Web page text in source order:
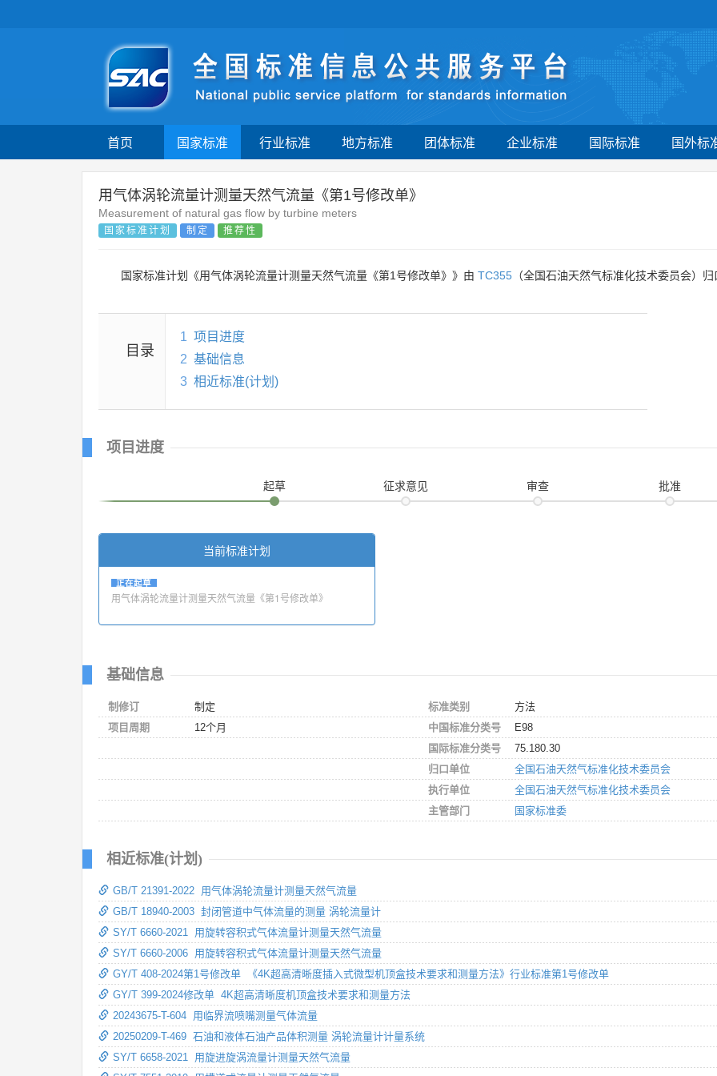
首页 国家标准 行业标准 地方标准 团体标准 企业标准 国际标准 国外标
用气体涡轮流量计测量天然气流量《第1号修改单》
Measurement of natural gas flow by turbine meters
国家标准计划 制定 推荐性
国家标准计划《用气体涡轮流量计测量天然气流量《第1号修改单》》由 TC355 （全国石油天然气标准化技术委员会）
目录
1 项目进度
2 基础信息
3 相近标准(计划)
项目进度
起草 征求意见 审查 批准
当前标准计划
正在起草
用气体涡轮流量计测量天然气流量《第1号修改单》
基础信息
制修订
制定
项目周期
12个月
标准类别
方法
中国标准分类号
E98
国际标准分类号
75.180.30
归口单位
全国石油天然气标准化技术委员会
执行单位
全国石油天然气标准化技术委员会
主管部门
国家标准委
相近标准(计划)
GB/T 21391-2022 用气体涡轮流量计测量天然气流量
GB/T 18940-2003 封闭管道中气体流量的测量 涡轮流量计
SY/T 6660-2021 用旋转容积式气体流量计测量天然气流量
SY/T 6660-2006 用旋转容积式气体流量计测量天然气流量
GY/T 408-2024第1号修改单 《4K超高清晰度插入式微型机顶盒技术要求和测量方法》行业标准第1号修改单
GY/T 399-2024修改单 4K超高清晰度机顶盒技术要求和测量方法
20243675-T-604 用临界流喷嘴测量气体流量
20250209-T-469 石油和液体石油产品体积测量 涡轮流量计计量系统
SY/T 6658-2021 用旋进旋涡流量计测量天然气流量